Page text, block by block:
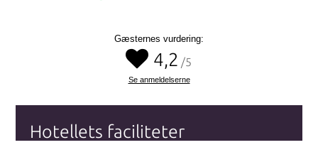
Gæsternes vurdering:
4,2 /5
Se anmeldelserne
Hotellets faciliteter